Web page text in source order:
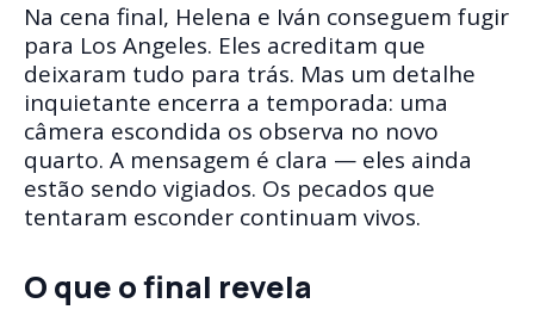
Na cena final, Helena e Iván conseguem fugir
para Los Angeles. Eles acreditam que
deixaram tudo para trás. Mas um detalhe
inquietante encerra a temporada: uma
câmera escondida os observa no novo
quarto. A mensagem é clara — eles ainda
estão sendo vigiados. Os pecados que
tentaram esconder continuam vivos.
O que o final revela